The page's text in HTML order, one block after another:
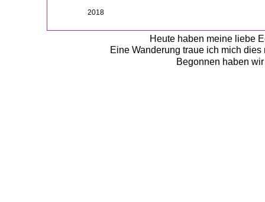
Heute haben meine liebe
Eine Wanderung traue ich mich
Begonnen haben
2018